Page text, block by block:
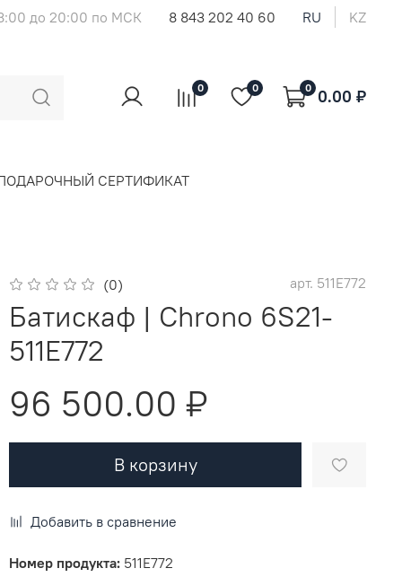
до 20:00 по МСК 8 843 202 40 60 RU KZ
0 0 0 0.00 ₽
СЕРТИФИКАТ
(0) арт. 511E772
Батискаф | Chrono 6S21-
511E772
96 500.00 ₽
В корзину
Добавить в сравнение
Номер продукта: 511E772